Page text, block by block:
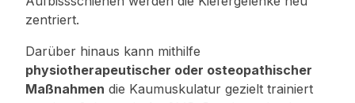
zentriert.
Darüber hinaus kann mithilfe
physiotherapeutischer oder osteopathischer
Maßnahmen die Kaumuskulatur gezielt trainiert